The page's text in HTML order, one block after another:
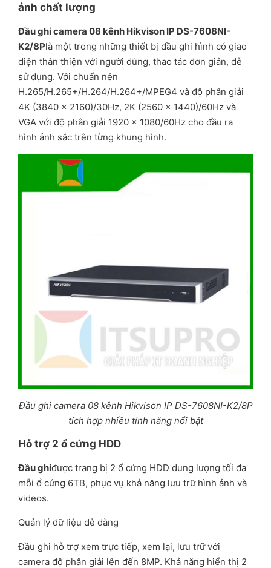
ảnh chất lượng
Đầu ghi camera 08 kênh Hikvison IP DS-7608NI-
K2/8Plà một trong những thiết bị đầu ghi hình có giao
diện thân thiện với người dùng, thao tác đơn giản, dễ
sử dụng. Với chuẩn nén
H.265/H.265+/H.264/H.264+/MPEG4 và độ phân giải
4K (3840 × 2160)/30Hz, 2K (2560 × 1440)/60Hz và
VGA với độ phân giải 1920 × 1080/60Hz cho đầu ra
hình ảnh sắc trên từng khung hình.
Đầu ghi camera 08 kênh Hikvison IP DS-7608NI-K2/8P
tích hợp nhiều tính năng nổi bật
Hỗ trợ 2 ổ cứng HDD
Đầu ghiđược trang bị 2 ổ cứng HDD dung lượng tối đa
mỗi ổ cứng 6TB, phục vụ khả năng lưu trữ hình ảnh và
videos.
Quản lý dữ liệu dễ dàng
Đầu ghi hỗ trợ xem trực tiếp, xem lại, lưu trữ với
camera độ phân giải lên đến 8MP. Khả năng hiển thị 2